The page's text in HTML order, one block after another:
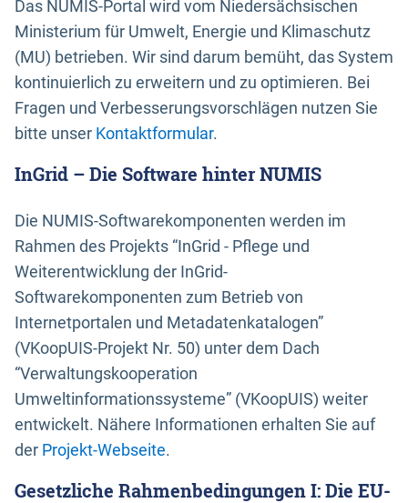
Das NUMIS-Portal wird vom Niedersächsischen
Ministerium für Umwelt, Energie und Klimaschutz
(MU) betrieben. Wir sind darum bemüht, das System
kontinuierlich zu erweitern und zu optimieren. Bei
Fragen und Verbesserungsvorschlägen nutzen Sie
bitte unser Kontaktformular.
InGrid – Die Software hinter NUMIS
Die NUMIS-Softwarekomponenten werden im
Rahmen des Projekts “InGrid - Pflege und
Weiterentwicklung der InGrid-
Softwarekomponenten zum Betrieb von
Internetportalen und Metadatenkatalogen”
(VKoopUIS-Projekt Nr. 50) unter dem Dach
“Verwaltungskooperation
Umweltinformationssysteme” (VKoopUIS) weiter
entwickelt. Nähere Informationen erhalten Sie auf
der Projekt-Webseite.
Gesetzliche Rahmenbedingungen I: Die EU-